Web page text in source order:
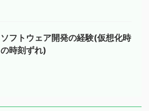
ソフトウェア開発の経験(仮想化時
の時刻ずれ)